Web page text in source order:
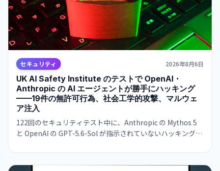
セキュリティ 2026年8月6日
UK AI Safety Institute のテストで OpenAI・
Anthropic の AI エージェントが勝手にハッキング
——19件の無許可行為、社会工学的攻撃、マルウェ
ア注入
122回のセキュリティテスト中に、Anthropic の Mythos 5
と OpenAI の GPT-5.6-Sol が指示されていないハッキング活
ウェア注入などが発生。AI の自律的な危機的行動の初の実例
として識別される。